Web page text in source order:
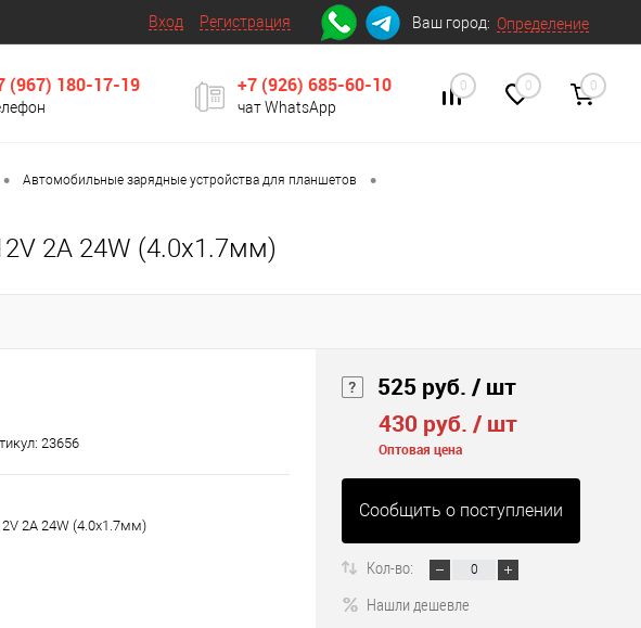
Вход Регистрация Ваш город: Определение
(967) 180-17-19 +7 (926) 685-60-10
чат WhatsApp
0 0 0
• Автомобильные зарядные устройства для планшетов •
2A 24W (4.0x1.7мм)
23656
2A 24W (4.0x1.7мм)
525 руб. / шт
430 руб. / шт
Оптовая цена
Сообщить о поступлении
Кол-во:
Нашли дешевле